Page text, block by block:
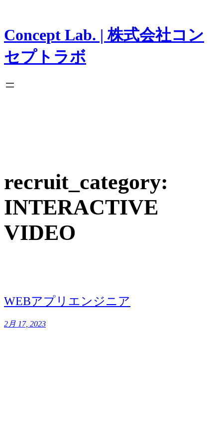
を
ス
キ
ッ
Concept Lab. | 株式会社コン
セプトラボ
recruit_category:
INTERACTIVE
VIDEO
WEBアプリエンジニア
2月 17, 2023